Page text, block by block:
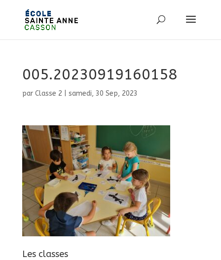
005.20230919160158
par Classe 2 samedi, 30 Sep, 2023
Les classes